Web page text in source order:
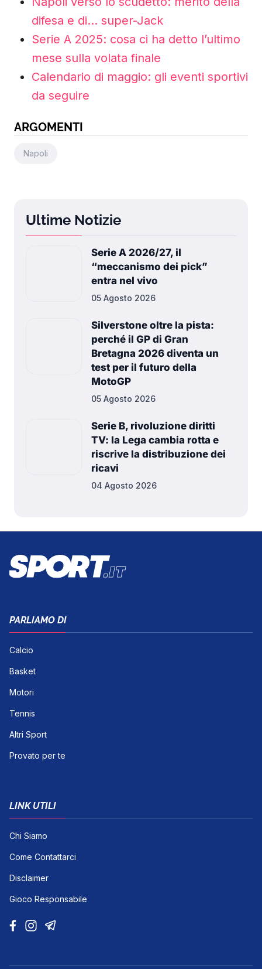
difesa e di… super-Jack
Serie A 2025: cosa ci ha detto l’ultimo
mese sulla volata finale
Calendario di maggio: gli eventi sportivi
da seguire
ARGOMENTI
Napoli
Ultime Notizie
Serie A 2026/27, il
“meccanismo dei pick”
entra nel vivo
05 Agosto 2026
Silverstone oltre la pista:
perché il GP di Gran
Bretagna 2026 diventa un
test per il futuro della
MotoGP
05 Agosto 2026
Serie B, rivoluzione diritti
TV: la Lega cambia rotta e
riscrive la distribuzione dei
ricavi
04 Agosto 2026
PARLIAMO DI
Calcio
Basket
Motori
Tennis
Altri Sport
Provato per te
LINK UTILI
Chi Siamo
Come Contattarci
Disclaimer
Gioco Responsabile